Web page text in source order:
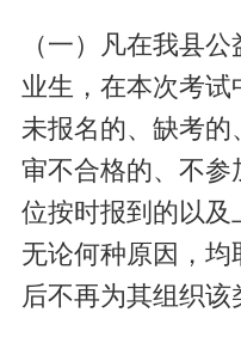
（一）凡在我县
业生，在本次考试
未报名的、缺考的
审不合格的、不参
位按时报到的以及
无论何种原因，
后不再为其组织该